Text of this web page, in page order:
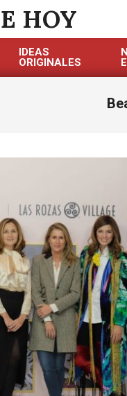
HOY
IDEAS
ORIGINALES